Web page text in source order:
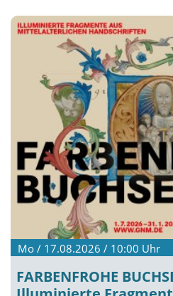
Mo / 17.08.2026 / 10:00 Uhr
FARBENFROHE